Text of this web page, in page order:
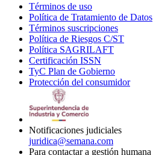
Términos de uso
in
new
window
Política de Tratamiento de Datos
Términos suscripciones
in
Política de Riesgos C/ST
Política SAGRILAFT
new
window
Certificación ISSN
in
new
TyC Plan de Gobierno
in
Protección del consumidorOpens
Notificaciones judiciales
juridica@semana.com
Para contactar a gestión humana